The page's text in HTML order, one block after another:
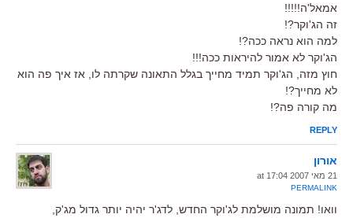
אמאל'ה!!!!!
זה הג'וקר?!
למה הוא נראה ככה?!
הג'וקר לא אמור להיראות ככה!!!
חוץ מזה, הג'וקר תמיד מחייך בגלל התאונה שקרתה לו, אז איך פה הוא
לא מחייך?!
מה קורה פה?!
REPLY
אורון
21 מאי 2007 at 17:04
PERMALINK
וואו! תמונה מושלמת לג'וקר החדש, לדג'ר יהיה יותר גדול מג'ק,